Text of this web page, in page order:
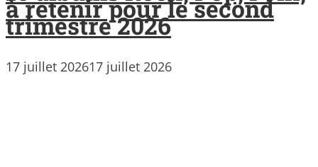
à retenir pour le second
trimestre 2026
17 juillet 202617 juillet 2026